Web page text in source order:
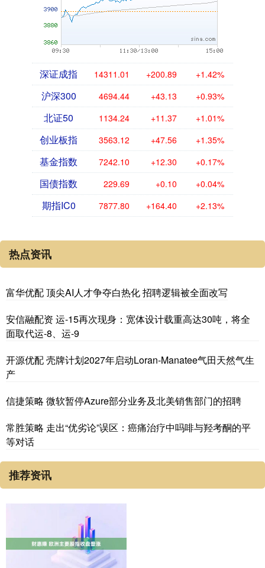
深证成指 14311.01 +200.89 +1.42%
沪深300 4694.44 +43.13 +0.93%
北证50 1134.24 +11.37 +1.01%
创业板指 3563.12 +47.56 +1.35%
基金指数 7242.10 +12.30 +0.17%
国债指数 229.69 +0.10 +0.04%
期指IC0 7877.80 +164.40 +2.13%
热点资讯
富华优配 顶尖AI人才争夺白热化 招聘逻辑被全面改写
安信融配资 运-15再次现身：宽体设计载重高达30吨，将全
面取代运-8、运-9
开源优配 壳牌计划2027年启动Loran-Manatee气田天然气生
产
信捷策略 微软暂停Azure部分业务及北美销售部门的招聘
常胜策略 走出“优劣论”误区：癌痛治疗中吗啡与羟考酮的平
等对话
推荐资讯